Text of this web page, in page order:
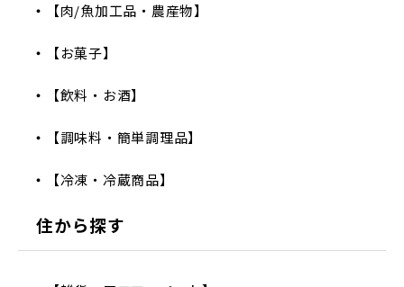
【肉/魚加工品・農産物】
【お菓子】
【飲料・お酒】
【調味料・簡単調理品】
【冷凍・冷蔵商品】
住から探す